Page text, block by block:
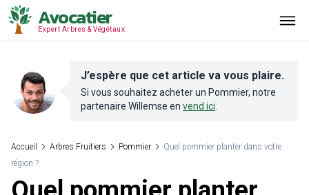
Avocatier
Expert Arbres & Végétaux.
J’espère que cet article va vous plaire.
Si vous souhaitez acheter un Pommier, notre
partenaire Willemse en vend ici
Accueil Arbres Fruitiers Pommier
Quel pommier planter dans votre
région ?